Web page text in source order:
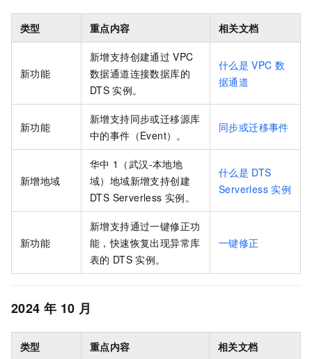
类型 重点内容 相关文档
新功能
新增支持创建通过 VPC
数据通道连接数据库的
DTS 实例。
什么是 VPC 数
据通道
新功能
新增支持同步或迁移源库
中的事件（Event）。
同步或迁移事件
新增地域
华中 1（武汉-本地地
域）地域新增支持创建
DTS Serverless 实例。
什么是 DTS
Serverless 实例
新功能
新增支持通过一键修正功
能，快速恢复出现异常库
表的 DTS 实例。
一键修正
2024 年 10 月
类型 重点内容 相关文档